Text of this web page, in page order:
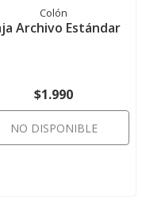
Colón
Archivo Estándar
$1.990
NO DISPONIBLE